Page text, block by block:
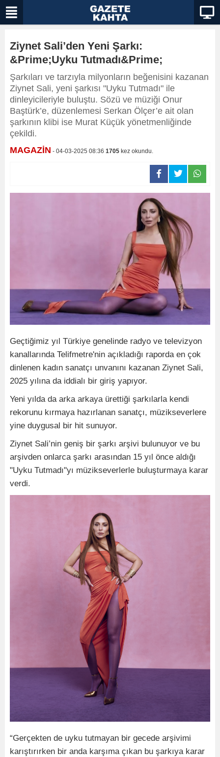
Ziynet Sali’den Yeni Şarkı:
&Prime;Uyku Tutmadı&Prime;
Şarkıları ve tarzıyla milyonların beğenisini kazanan
Ziynet Sali, yeni şarkısı "Uyku Tutmadı" ile
dinleyicileriyle buluştu. Sözü ve müziği Onur
Baştürk’e, düzenlemesi Serkan Ölçer’e ait olan
şarkının klibi ise Murat Küçük yönetmenliğinde
çekildi.
MAGAZİN - 04-03-2025 08:36 1705 kez okundu.
Geçtiğimiz yıl Türkiye genelinde radyo ve televizyon
kanallarında Telifmetre'nin açıkladığı raporda en çok
dinlenen kadın sanatçı unvanını kazanan Ziynet Sali,
2025 yılına da iddialı bir giriş yapıyor.
Yeni yılda da arka arkaya ürettiği şarkılarla kendi
rekorunu kırmaya hazırlanan sanatçı, müzikseverlere
yine duygusal bir hit sunuyor.
Ziynet Sali’nin geniş bir şarkı arşivi bulunuyor ve bu
arşivden onlarca şarkı arasından 15 yıl önce aldığı
"Uyku Tutmadı"yı müzikseverlerle buluşturmaya karar
verdi.
“Gerçekten de uyku tutmayan bir gecede arşivimi
karıştırırken bir anda karşıma çıkan bu şarkıya karar